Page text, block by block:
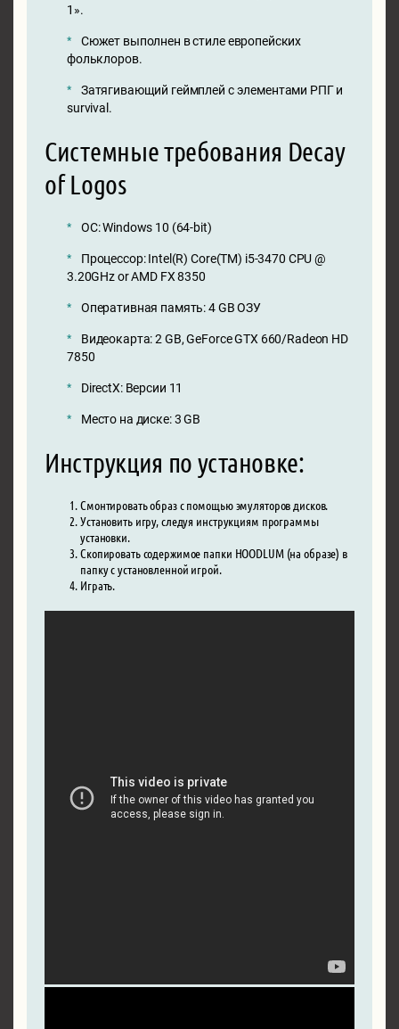
1».
Сюжет выполнен в стиле европейских
фольклоров.
Затягивающий геймплей с элементами РПГ и
survival.
Системные требования Decay
of Logos
ОС: Windows 10 (64-bit)
Процессор: Intel(R) Core(TM) i5-3470 CPU @
3.20GHz or AMD FX 8350
Оперативная память: 4 GB ОЗУ
Видеокарта: 2 GB, GeForce GTX 660/Radeon HD
7850
DirectX: Версии 11
Место на диске: 3 GB
Инструкция по установке:
Смонтировать образ с помощью эмуляторов дисков.
Установить игру, следуя инструкциям программы
установки.
Скопировать содержимое папки HOODLUM (на образе) в
папку с установленной игрой.
Играть.